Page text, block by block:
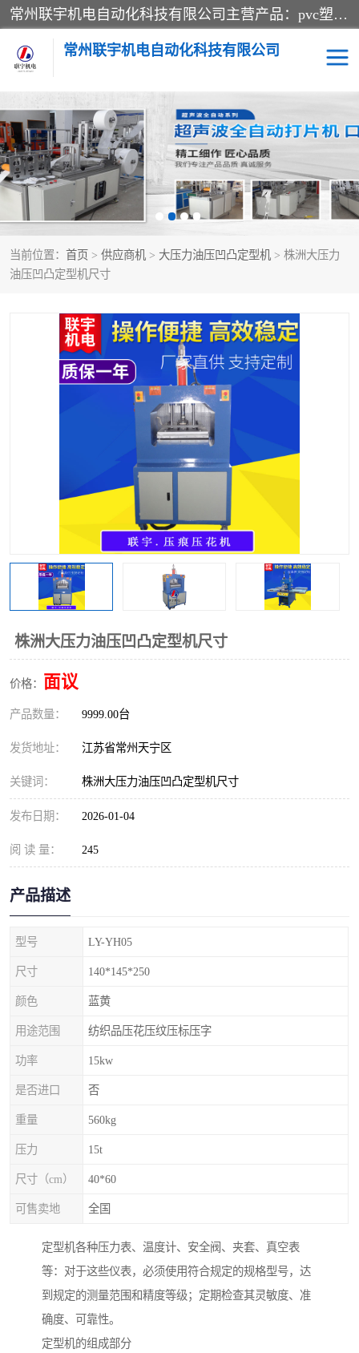
常州联宇机电自动化科技有限公司主营产品：pvc塑料焊机、高频热合机、软膜天花压边机、服装布料凹凸压花机、布料3d压印设备、服装植胶设备、超声波布料花边机、无纺布热合机、全自动压花机。
常州联宇机电自动化科技有限公司
当前位置： 首页 > 供应商机 > 大压力油压凹凸定型机 > 株洲大压力
油压凹凸定型机尺寸
株洲大压力油压凹凸定型机尺寸
价格： 面议
产品数量： 9999.00台
发货地址： 江苏省常州天宁区
关键词： 株洲大压力油压凹凸定型机尺寸
发布日期： 2026-01-04
阅 读 量： 245
产品描述
型号 LY-YH05
尺寸 140*145*250
颜色 蓝黄
用途范围 纺织品压花压纹压标压字
功率 15kw
是否进口 否
重量 560kg
压力 15t
尺寸（cm） 40*60
可售卖地 全国
定型机各种压力表、温度计、安全阀、夹套、真空表
等：对于这些仪表，必须使用符合规定的规格型号，达
到规定的测量范围和精度等级；定期检查其灵敏度、准
确度、可靠性。
定型机的组成部分
压花定型机以及压花模具 超声波热合机
高频热合机 超声波花边机
超声波复合压花机 凹凸压花机压标机
3040凹凸压花机 双头服装凹凸压花机
高频压花压标机 自动超声波打片成型机
泡壳包装封口机 海绵产品成型机